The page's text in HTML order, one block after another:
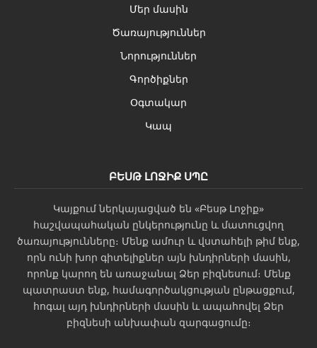
Մեր մասին
Ծառայություններ
Նորություններ
Գործիքներ
Օգտակար
Կապ
ԲԵՍԹ ԼՈՋԻՔ ՍՊԸ
Կայքում ներկայացված են «Բեսթ Լոջիք»
հաշվապահական ընկերությունը և մատուցվող
ծառայությունները։ Մենք ամուր և վստահելի թիմ ենք,
որն ունի խոր գիտելիքներ այն խնդիրների մասին,
որոնք կարող են առաջանալ Ձեր բիզնեսում։ Մենք
պատրաստ ենք, համագործակցության ընթացքում,
հոգալ այդ խնդիրների մասին և ապահովել Ձեր
բիզնեսի անխափան զարգացումը։